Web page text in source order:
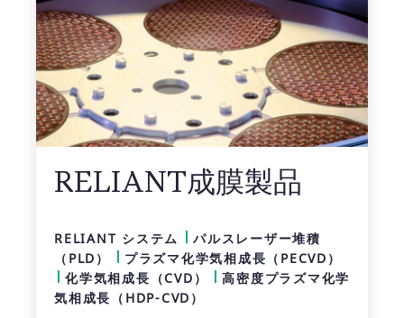
RELIANT成膜製品
RELIANT システム
パルスレーザー堆積
（PLD）
プラズマ化学気相成長（PECVD）
化学気相成長（CVD）
高密度プラズマ化学
気相成長（HDP-CVD）